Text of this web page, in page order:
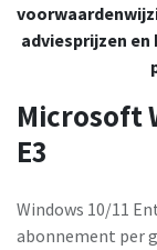
adviesprijzen
Microsoft
E3
Windows 10/11
abonnement per